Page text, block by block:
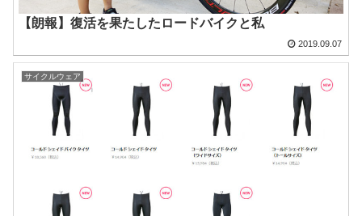
【朗報】復活を果たしたロードバイクと私
2019.09.07
サイクルウェア